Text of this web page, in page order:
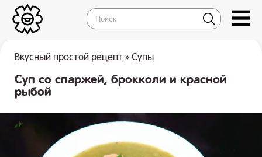
Вкусный простой рецепт » Супы
Суп со спаржей, брокколи и красной
рыбой